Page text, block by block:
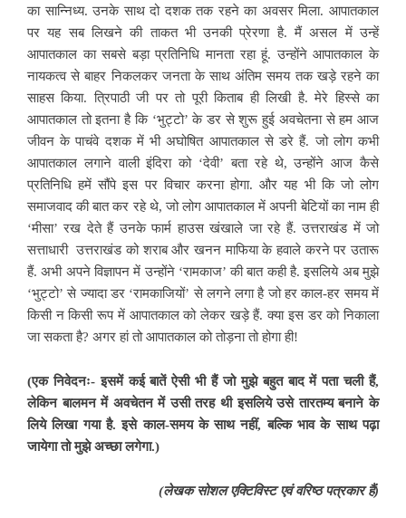
का सान्निध्य. उनके साथ दो दशक तक रहने का अवसर मिला. आपातकाल
पर यह सब लिखने की ताकत भी उनकी प्रेरणा है. मैं असल में उन्हें
आपातकाल का सबसे बड़ा प्रतिनिधि मानता रहा हूं. उन्होंने आपातकाल के
नायकत्व से बाहर निकलकर जनता के साथ अंतिम समय तक खड़े रहने का
साहस किया. त्रिपाठी जी पर तो पूरी किताब ही लिखी है. मेरे हिस्से का
आपातकाल तो इतना है कि ‘भुट्टो’ के डर से शुरू हुई अवचेतना से हम आज
जीवन के पाचंवे दशक में भी अघोषित आपातकाल से डरे हैं. जो लोग कभी
आपातकाल लगाने वाली इंदिरा को ‘देवी’ बता रहे थे, उन्होंने आज कैसे
प्रतिनिधि हमें सौंपे इस पर विचार करना होगा. और यह भी कि जो लोग
समाजवाद की बात कर रहे थे, जो लोग आपातकाल में अपनी बेटियों का नाम ही
‘मीसा’ रख देते हैं उनके फार्म हाउस खंखाले जा रहे हैं. उत्तराखंड में जो
सत्ताधारी उत्तराखंड को शराब और खनन माफिया के हवाले करने पर उतारू
हैं. अभी अपने विज्ञापन में उन्होंने ‘रामकाज’ की बात कही है. इसलिये अब मुझे
‘भुट्टो’ से ज्यादा डर ‘रामकाजियों’ से लगने लगा है जो हर काल-हर समय में
किसी न किसी रूप में आपातकाल को लेकर खड़े हैं. क्या इस डर को निकाला
जा सकता है? अगर हां तो आपातकाल को तोड़ना तो होगा ही!
(एक निवेदनः- इसमें कई बातें ऐसी भी हैं जो मुझे बहुत बाद में पता चली हैं,
लेकिन बालमन में अवचेतन में उसी तरह थी इसलिये उसे तारतम्य बनाने के
लिये लिखा गया है. इसे काल-समय के साथ नहीं, बल्कि भाव के साथ पढ़ा
जायेगा तो मुझे अच्छा लगेगा.)
(लेखक सोशल एक्टिविस्ट एवं वरिष्ठ पत्रकार हैं)